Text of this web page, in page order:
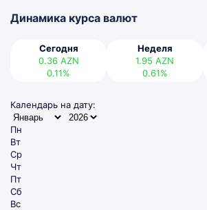
Динамика курса валют
Сегодня
0.36 AZN
0.11%
Неделя
1.95 AZN
0.61%
Календарь на дату:
Пн
Вт
Ср
Чт
Пт
Сб
Вс